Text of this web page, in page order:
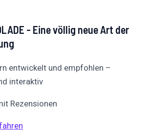
- Eine völlig neue Art der
entwickelt und empfohlen –
interaktiv
Rezensionen